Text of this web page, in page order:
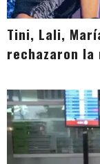
Tini, Lali,
rechazaron